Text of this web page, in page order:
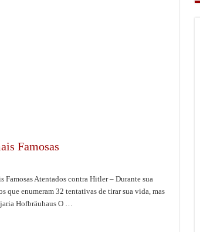
Famosas
Atentados contra Hitler – Durante sua
que enumeram 32 tentativas de tirar sua vida, mas
Hofbräuhaus O …